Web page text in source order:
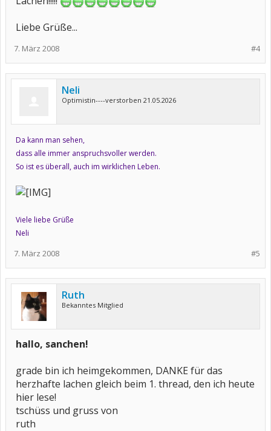
Liebe Grüße...
#4
7. März 2008
Neli
Optimistin----verstorben 21.05.2026
Da kann man sehen,
dass alle immer anspruchsvoller werden.
So ist es überall, auch im wirklichen Leben.
Viele liebe Grüße
Neli
#5
7. März 2008
Ruth
Bekanntes Mitglied
hallo, sanchen!
grade bin ich heimgekommen, DANKE für das
herzhafte lachen gleich beim 1. thread, den ich heute
hier lese!
tschüss und gruss von
ruth